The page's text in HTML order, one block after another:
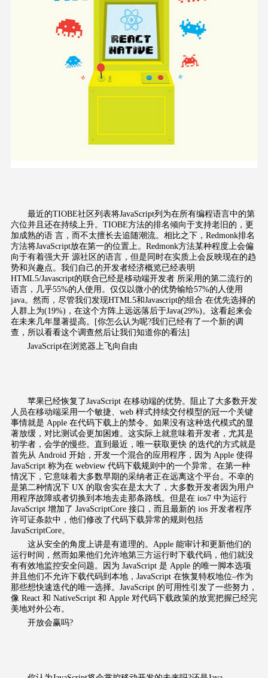
最近的TIOBE社区列表将JavaScript列为在所有编程语言中的第
六位并且还在持续上升。TIOBE方法的排名倾向于支持老旧的，更
加成熟的语 言，而不太擅长去追随潮流。相比之下，Redmonk排名
方法将JavaScript放在第一的位置上。Redmonk方法某种程度上会偏
向于有着强大开 源社区的语言，但是同时在实质上会反映现在的趋
势和兴趣点。我们自己的开发者经济概览已经表明
HTML5/Javascript的联合已经是移动端开发者 所采用的第二流行的
语言，几乎55%的人使用。仅仅以微小的优势输给57%的人使用
java。然而，尽管我们发现HTML5和Javascript的组合 在优先选择的
人群上为(19%)，在这个方阵上远远落后于Java(29%)。这看起来会
在未来几年显著提高。[你怎么认为呢?我们已经有了一个新的调
查，所以看看这个调查然后让我们知道你的看法]
JavaScript在浏览器上飞向自由
苹果已经恢复了JavaScript 在移动端的优势。阻止了大多数开发
人员在移动端采用一个敏捷、web 样式持续交付模型的冠一个关键
事情就是 Apple 在代码下载上的禁令。如果没有这种迭代模式的显
著放缓，对比测试会更加困难。这实际上就意味着开发者，尤其是
初学者，会学的慢些。直到最近，唯一获取更快 的迭代的方式就是
首先从 Android 开始，开发一个混合的应用程序，因为 Apple 使得
JavaScript 称为在 webview 代码下载规则中的一个异常。在第一种
情况下，它意味着大多数早期的采纳者正在远离这个平台。不幸的
是第二种情况下 UX 的取舍实在是太大了，大多数开发者因为用户
用程序故障或者切换到本地去走那条路线。但是在 ios7 中为运行
JavaScript 增加了 JavaScriptCore 接口，而且最新的 ios 开发者程序
许可证条款中，他们修改了代码下载异常的规则包括
JavaScriptCore。
这从安全的角度上讲是有道理的。Apple 能审计和更新他们的
运行时间，然而如果他们允许地第三方运行时下载代码，他们就没
有有效地监控安全问题。因为 JavaScript 是 Apple 的唯一脚本选项
并且他们不允许下载代码到本地，JavaScript 在恢复特权地位–作为
那些想快速迭代的唯一选择。JavaScript 的可用性引发了一些努力，
像 React 和 NativeScript 和 Apple 对代码下载政策的放宽把握已经完
美地对外公布。
开放会赢吗?